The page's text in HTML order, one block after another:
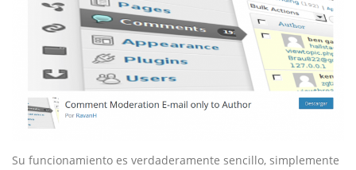
Su funcionamiento es verdaderamente sencillo, simplemente